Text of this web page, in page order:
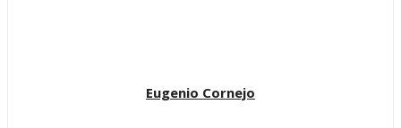
Eugenio Cornejo